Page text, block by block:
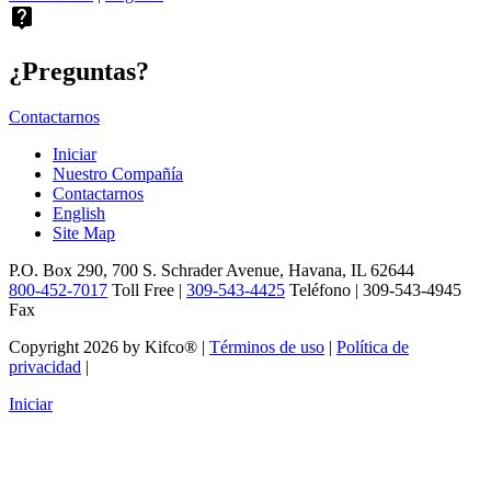
live_help
¿Preguntas?
Contactarnos
Iniciar
Nuestro Compañía
Contactarnos
English
Site Map
P.O. Box 290, 700 S. Schrader Avenue, Havana, IL 62644
800-452-7017 Toll Free | 309-543-4425 Teléfono | 309-543-4945
Fax
Copyright 2026 by Kifco®
Términos de uso
Política de
privacidad
Iniciar